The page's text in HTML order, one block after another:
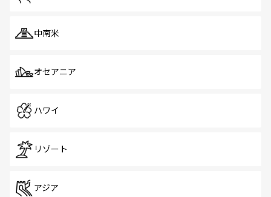
中南米
オセアニア
ハワイ
リゾート
アジア